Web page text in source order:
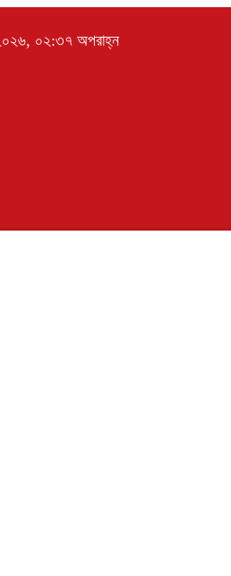
০২:৩৭ অপরাহ্ন